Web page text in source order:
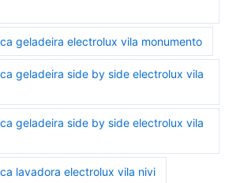
geladeira electrolux vila monumento
geladeira side by side electrolux vila
geladeira side by side electrolux vila
lavadora electrolux vila nivi